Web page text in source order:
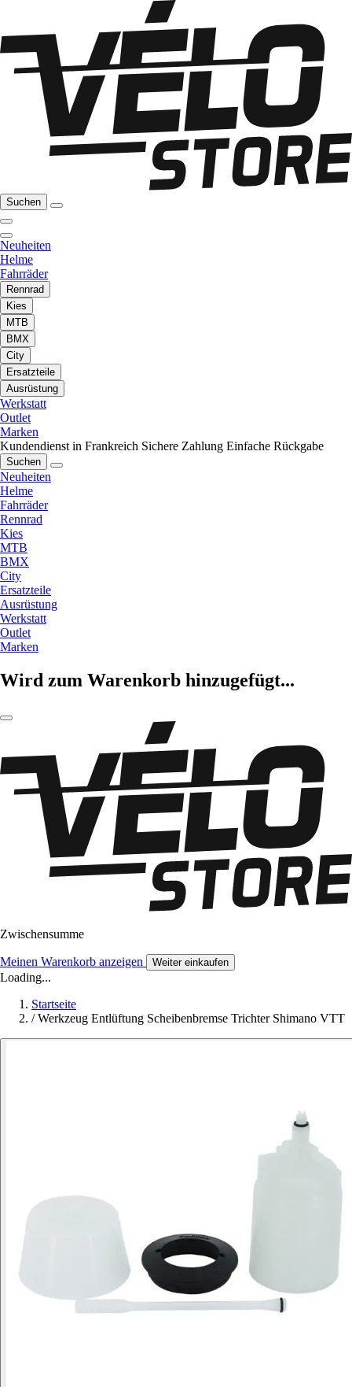
Suchen
Neuheiten
Helme
Fahrräder
Rennrad
Kies
MTB
BMX
City
Ersatzteile
Ausrüstung
Werkstatt
Outlet
Marken
Kundendienst in Frankreich Sichere Zahlung Einfache Rückgabe
Suchen
Neuheiten
Helme
Fahrräder
Rennrad
Kies
MTB
BMX
City
Ersatzteile
Ausrüstung
Werkstatt
Outlet
Marken
Wird zum Warenkorb hinzugefügt...
Zwischensumme
Meinen Warenkorb anzeigen Weiter einkaufen
Loading...
Startseite
/ Werkzeug Entlüftung Scheibenbremse Trichter Shimano VTT